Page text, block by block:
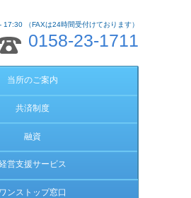
（FAXは24時間受付けております）
0158-23-1711
当所のご案内
共済制度
融資
営支援サービス
ワンストップ窓口